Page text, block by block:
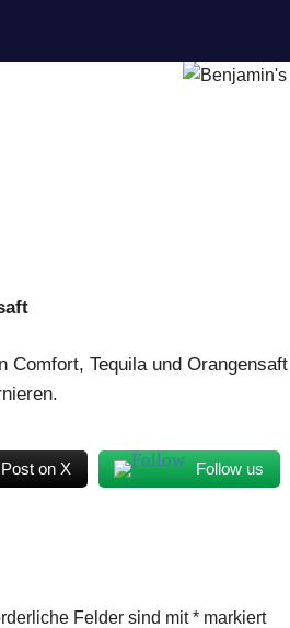
Tequila und
Post on X Follow us
Felder sind mit* markiert